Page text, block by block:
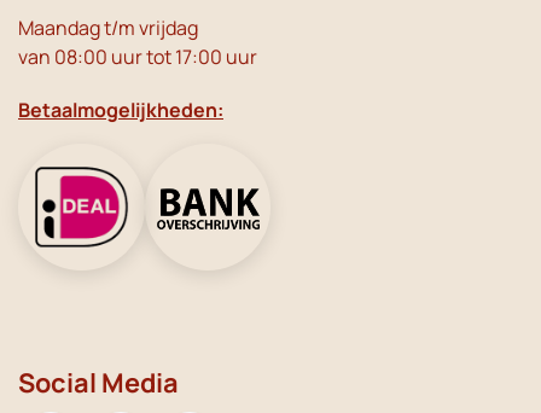
Maandag t/m vrijdag
van 08:00 uur tot 17:00 uur
Betaalmogelijkheden:
Social Media